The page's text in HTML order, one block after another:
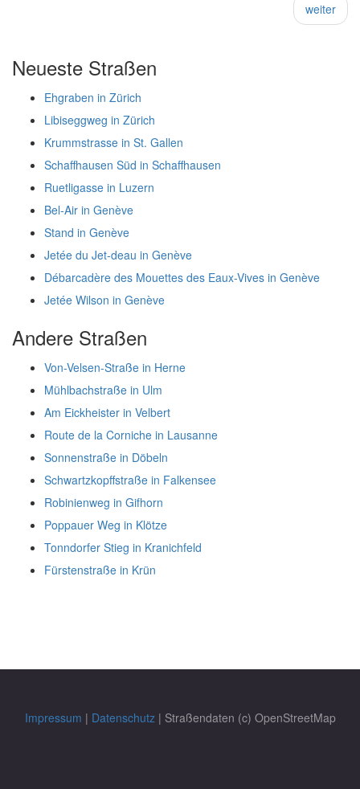
weiter
Neueste Straßen
Ehgraben in Zürich
Libiseggweg in Zürich
Krummstrasse in St. Gallen
Schaffhausen Süd in Schaffhausen
Ruetligasse in Luzern
Bel-Air in Genève
Stand in Genève
Jetée du Jet-deau in Genève
Débarcadère des Mouettes des Eaux-Vives in Genève
Jetée Wilson in Genève
Andere Straßen
Von-Velsen-Straße in Herne
Mühlbachstraße in Ulm
Am Eickheister in Velbert
Route de la Corniche in Lausanne
Sonnenstraße in Döbeln
Schwartzkopffstraße in Falkensee
Robinienweg in Gifhorn
Poppauer Weg in Klötze
Tonndorfer Stieg in Kranichfeld
Fürstenstraße in Krün
Impressum | Datenschutz| Straßendaten (c) OpenStreetMap